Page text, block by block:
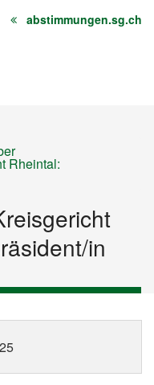
abstimmungen.sg.ch
Rheintal:
in